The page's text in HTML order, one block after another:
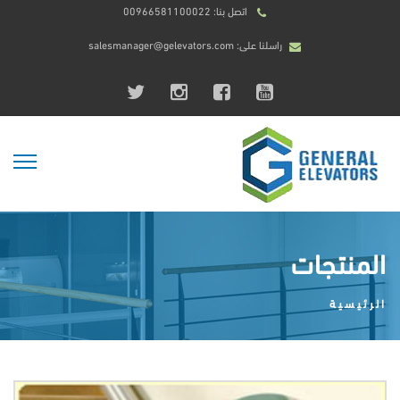
اتصل بنا: 00966581100022
راسلنا على: salesmanager@gelevators.com
المنتجات
الرئيسية